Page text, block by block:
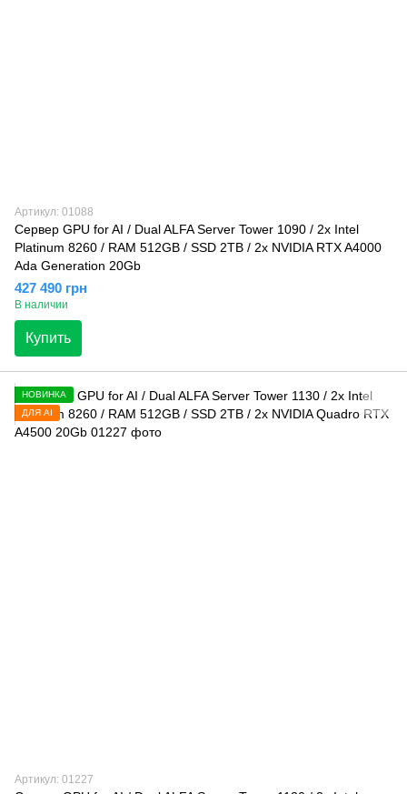
Артикул: 01088
Сервер GPU for AI / Dual ALFA Server Tower 1090 / 2х Intel
Platinum 8260 / RAM 512GB / SSD 2TB / 2x NVIDIA RTX A4000
Ada Generation 20Gb
427 490 грн
В наличии
Купить
НОВИНКА
ДЛЯ AI
Артикул: 01227